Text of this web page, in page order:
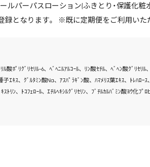
ルパーパスローション(ふきとり・保護化
録となります。 ※既に定期便をご利用い
ﾎﾟﾘｸﾞﾘｾﾘﾙ-6､ ﾍﾞﾍﾆﾙｱﾙｺｰﾙ､ ﾘﾝ酸ｾﾁﾙ､ ﾍﾞﾍﾝ酸ｸﾞﾘｾﾘﾙ
ｴｷｽ､ ｸﾞﾙﾀﾐﾝ酸Na､ ｱｽﾊﾟﾗｷﾞﾝ酸､ ﾊﾏﾒﾘｽ葉ｴｷｽ､ ﾄﾚﾊﾛｰ
ｽﾄﾘﾝ､ ﾄｺﾌｪﾛｰﾙ､ ｴﾁﾙﾍｷｼﾙｸﾞﾘｾﾘﾝ､ ﾌﾞﾁﾙｶﾙﾊﾞﾐﾝ酸ﾖｳ化ﾌﾟﾛ